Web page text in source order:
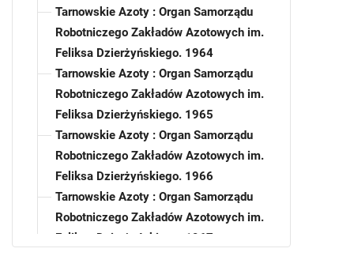
Tarnowskie Azoty : Organ Samorządu
Robotniczego Zakładów Azotowych im.
Feliksa Dzierżyńskiego. 1964
Tarnowskie Azoty : Organ Samorządu
Robotniczego Zakładów Azotowych im.
Feliksa Dzierżyńskiego. 1965
Tarnowskie Azoty : Organ Samorządu
Robotniczego Zakładów Azotowych im.
Feliksa Dzierżyńskiego. 1966
Tarnowskie Azoty : Organ Samorządu
Robotniczego Zakładów Azotowych im.
Feliksa Dzierżyńskiego. 1967